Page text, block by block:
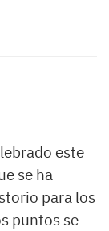
este
se ha
para los
puntos se